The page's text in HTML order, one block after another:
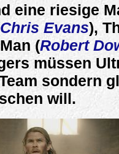
eine riesige
Chris Evans),
(Robert
müssen
sondern
will.